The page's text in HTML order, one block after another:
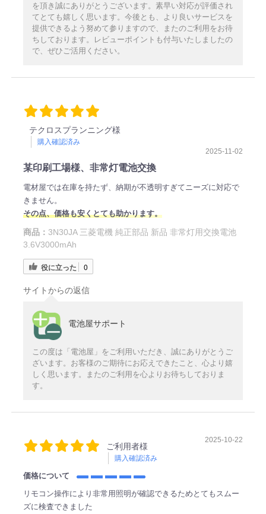
を頂き誠にありがとうございます。素早い対応が評価され
てとても嬉しく思います。今後とも、より良いサービスを
提供できるよう努めて参りますので、またのご利用をお待
ちしております。レビューポイントも付与いたしましたの
で、ぜひご活用ください。
テクロスプランニング様
購入確認済み
2025-11-02
某印刷工場様、非常灯電池交換
電材屋では在庫を持たず、納期が不透明すぎてニーズに対応で
きません。
その点、価格も安くとても助かります。
商品： 3N30JA 三菱電機 純正部品 新品 非常灯用交換電池
3.6V3000mAh
役に立った 0
サイトからの返信
電池屋サポート
この度は「電池屋」をご利用いただき、誠にありがとうご
ざいます。お客様のご期待にお応えできたこと、心より嬉
しく思います。またのご利用を心よりお待ちしておりま
す。
ご利用者様
購入確認済み
2025-10-22
価格について
リモコン操作により非常用照明が確認できるためとてもスムー
ズに検査できました